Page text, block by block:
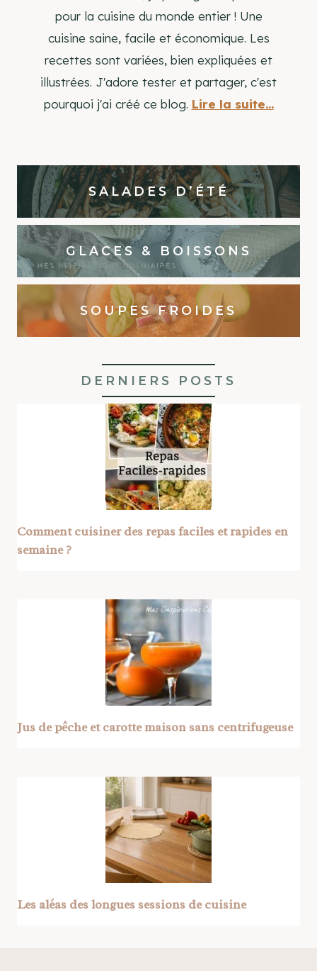
pour la cuisine du monde entier ! Une
cuisine saine, facile et économique. Les
recettes sont variées, bien expliquées et
illustrées. J'adore tester et partager, c'est
pourquoi j'ai créé ce blog. Lire la suite...
SALADES D’ÉTÉ
GLACES & BOISSONS
SOUPES FROIDES
DERNIERS POSTS
Comment cuisiner des repas faciles et rapides en
semaine ?
Jus de pêche et carotte maison sans centrifugeuse
Les aléas des longues sessions de cuisine